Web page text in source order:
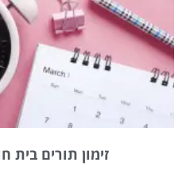
זימון תורים בית